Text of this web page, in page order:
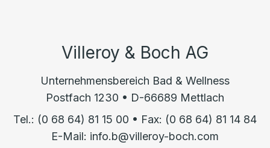
Villeroy & Boch AG
Unternehmensbereich Bad & Wellness
Postfach 1230 • D-66689 Mettlach
Tel.: (0 68 64) 81 15 00 • Fax: (0 68 64) 81 14 84
E-Mail: info.b@villeroy-boch.com